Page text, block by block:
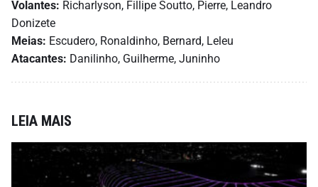
Volantes: Richarlyson, Fillipe Soutto, Pierre, Leandro
Donizete
Meias: Escudero, Ronaldinho, Bernard, Leleu
Atacantes: Danilinho, Guilherme, Juninho
LEIA MAIS